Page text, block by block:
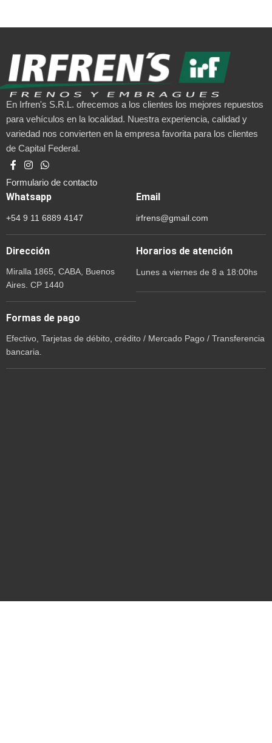
En Irfren's S.R.L. ofrecemos a los clientes los mejores repuestos
para vehículos en la localidad. Nuestra experiencia, calidad y
variedad nos convierten en la empresa favorita para los clientes
de Capital Federal.
Formulario de contacto
Whatsapp
+54 9 11 6889 4147
Email
irfrens@gmail.com
Dirección
Miralla 1865, CABA, Buenos
Aires. CP 1440
Horarios de atención
Lunes a viernes de 8 a 18:00hs
Formas de pago
Efectivo, Tarjetas de débito, crédito / Mercado Pago / Transferencia
bancaria.